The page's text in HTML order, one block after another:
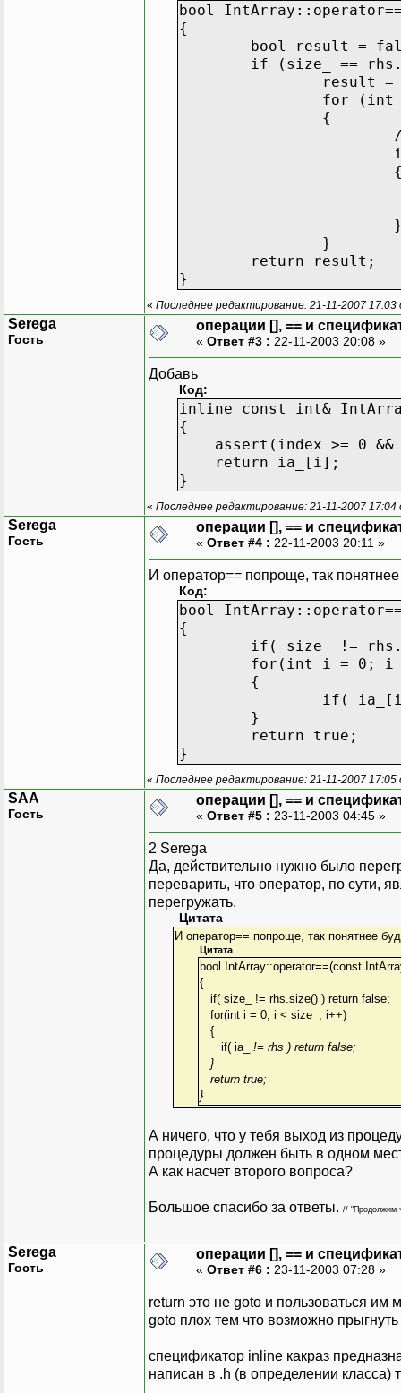
bool
{
bool result =
if (size_ ==
result =
for (int
{
}
return result;
}
« Последнее редактирование: 21-11-2007 17:03
Serega
Гость
операции [], == и
« Ответ #3 : 22-11-2003 20:08 »
Добавь
Код:
inline const int&
{
assert(index >= 0 &&
return ia_[i];
}
« Последнее редактирование: 21-11-2007 17:04
Serega
Гость
операции [], == и
« Ответ #4 : 22-11-2003 20:11 »
И оператор== попроще, так понятнее
Код:
bool
{
if( size_ !=
for(int i = 0; i
{
if(
}
return true;
}
« Последнее редактирование: 21-11-2007 17:05
SAA
Гость
операции [], == и
« Ответ #5 : 23-11-2003 04:45 »
2 Serega
Да, действительно нужно было
переварить, что оператор, по сути,
перегружать.
Цитата
И оператор== попроще, так понятнее
Цитата
bool IntArray::operator==(const
{
if( size_ != rhs.size() ) return false;
for(int i = 0; i < size_; i++)
{
if( ia_
!= rhs ) return false;
}
return true;
}
А ничего, что у тебя выход из
процедуры должен быть в одном
А как насчет второго вопроса?
Большое спасибо за ответы. // "Продолжим
Serega
Гость
операции [], == и
« Ответ #6 : 23-11-2003 07:28 »
return это не goto и пользоваться
goto плох тем что возможно
спецификатор inline какраз
написан в .h (в определении